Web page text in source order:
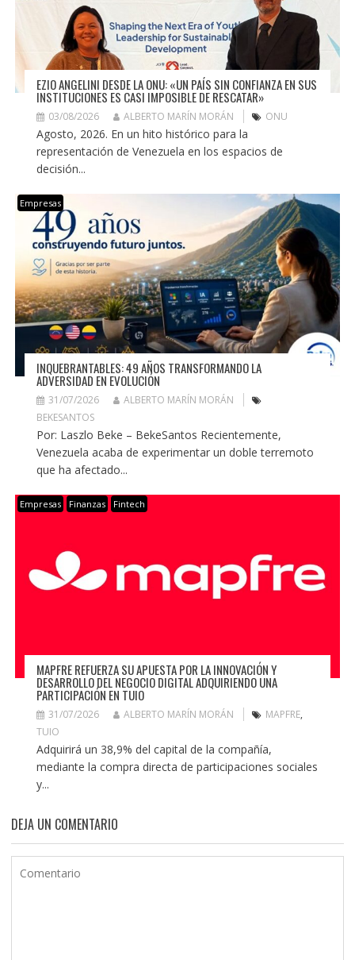
EZIO ANGELINI DESDE LA ONU: «UN PAÍS SIN CONFIANZA EN SUS
INSTITUCIONES ES CASI IMPOSIBLE DE RESCATAR»
03/08/2026 ALBERTO MARÍN MORÁN ONU
Agosto, 2026. En un hito histórico para la
representación de Venezuela en los espacios de
decisión...
Empresas
INQUEBRANTABLES: 49 AÑOS TRANSFORMANDO LA
ADVERSIDAD EN EVOLUCIÓN
31/07/2026
ALBERTO MARÍN MORÁN
BEKESANTOS
Por: Laszlo Beke – BekeSantos Recientemente,
Venezuela acaba de experimentar un doble terremoto
que ha afectado...
Empresas Finanzas Fintech
MAPFRE REFUERZA SU APUESTA POR LA INNOVACIÓN Y
DESARROLLO DEL NEGOCIO DIGITAL ADQUIRIENDO UNA
PARTICIPACIÓN EN TUIO
31/07/2026 ALBERTO MARÍN MORÁN MAPFRE,
TUIO
Adquirirá un 38,9% del capital de la compañía,
mediante la compra directa de participaciones sociales
y...
DEJA UN COMENTARIO